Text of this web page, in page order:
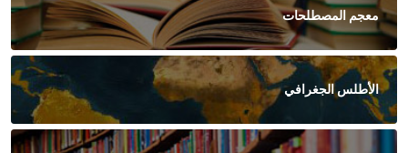
معجم المصطلحات
الأطلس الجغرافي